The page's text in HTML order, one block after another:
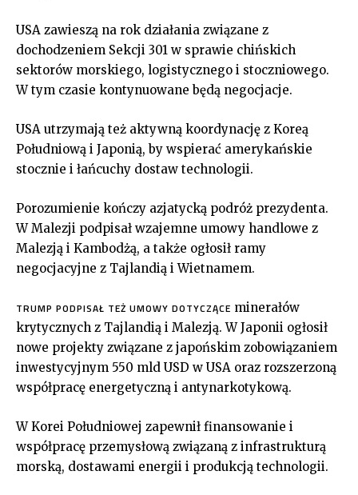
USA zawieszą na rok działania związane z
dochodzeniem Sekcji 301 w sprawie chińskich
sektorów morskiego, logistycznego i stoczniowego.
W tym czasie kontynuowane będą negocjacje.
USA utrzymają też aktywną koordynację z Koreą
Południową i Japonią, by wspierać amerykańskie
stocznie i łańcuchy dostaw technologii.
Porozumienie kończy azjatycką podróż prezydenta.
W Malezji podpisał wzajemne umowy handlowe z
Malezją i Kambodżą, a także ogłosił ramy
negocjacyjne z Tajlandią i Wietnamem.
TRUMP PODPISAŁ TEŻ UMOWY DOTYCZĄCE minerałów
krytycznych z Tajlandią i Malezją. W Japonii ogłosił
nowe projekty związane z japońskim zobowiązaniem
inwestycyjnym 550 mld USD w USA oraz rozszerzoną
współpracę energetyczną i antynarkotykową.
W Korei Południowej zapewnił finansowanie i
współpracę przemysłową związaną z infrastrukturą
morską, dostawami energii i produkcją technologii.